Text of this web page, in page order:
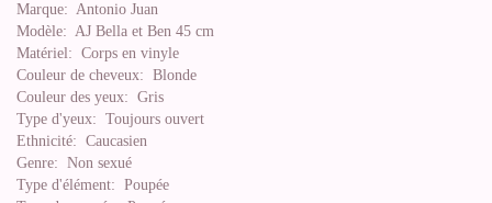
Marque: Antonio Juan
Modèle: AJ Bella et Ben 45 cm
Matériel: Corps en vinyle
Couleur de cheveux: Blonde
Couleur des yeux: Gris
Type d'yeux: Toujours ouvert
Ethnicité: Caucasien
Genre: Non sexué
Type d'élément: Poupée